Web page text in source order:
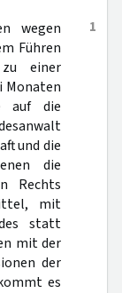
1
wegen
Führen
zu einer
Monaten
auf die
und die
die
Rechts
mit
statt
mit der
der
es